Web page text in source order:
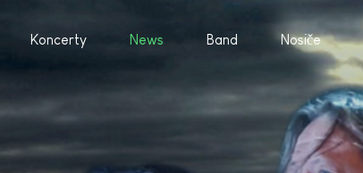
Koncerty News Band Nosiče